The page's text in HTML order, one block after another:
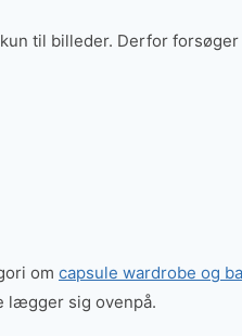
til billeder. Derfor
om capsule wardrobe og
lægger sig ovenpå.